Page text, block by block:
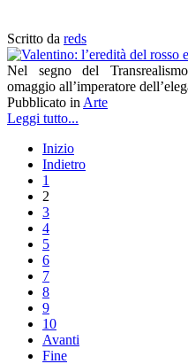
Scritto da reds
Nel segno del
omaggio all’imperatore
Pubblicato in Arte
Leggi tutto...
Inizio
Indietro
1
2
3
4
5
6
7
8
9
10
Avanti
Fine